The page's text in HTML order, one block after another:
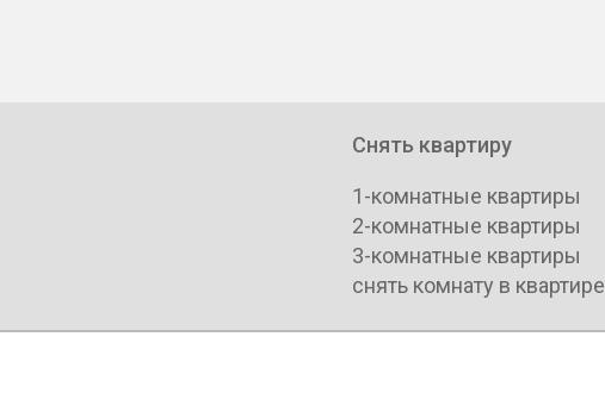
Снять квартиру
1-комнатные квартиры
2-комнатные квартиры
3-комнатные квартиры
снять комнату в квартире